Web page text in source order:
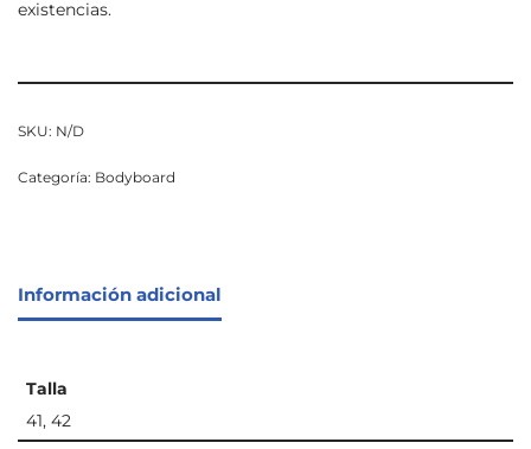
existencias.
SKU: N/D
Categoría: Bodyboard
Información adicional
Talla
41, 42